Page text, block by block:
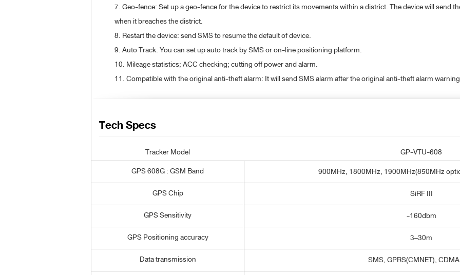
7. Geo-fence: Set up a geo-fence for the device to restrict its movements within a district. The device will send
when it breaches the district.
8. Restart the device: send SMS to resume the default of device.
9. Auto Track: You can set up auto track by SMS or on-line positioning platform.
10. Mileage statistics; ACC checking; cutting off power and alarm.
11. Compatible with the original anti-theft alarm: It will send SMS alarm after the original anti-theft alarm
Tech Specs
Tracker Model
GP-VTU-608
GPS 608G : GSM Band
900MHz, 1800MHz, 1900MHz(850MHz
GPS Chip
SiRF III
GPS Sensitivity
-160dbm
GPS Positioning accuracy
3–30m
Data transmission
SMS, GPRS(CMNET),